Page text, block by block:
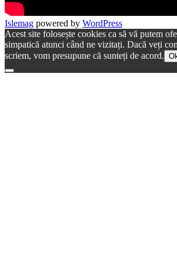
Islemag powered by WordPress
Acest site folosește cookies ca să vă putem
simpatică atunci când ne vizitați. Dacă veți
scriem, vom presupune că sunteți de acord.